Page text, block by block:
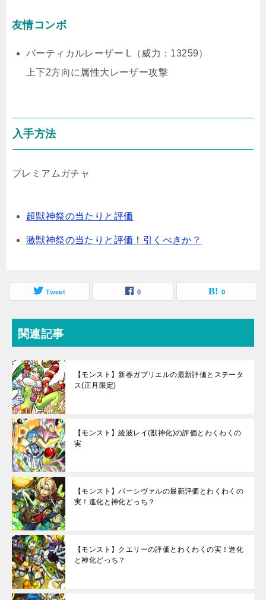
友情コンボ
バーティカルレーザー L（威力：13259）
上下2方向に属性大レーザー攻撃
入手方法
プレミアムガチャ
超獣神祭の当たりと評価
激獣神祭の当たりと評価！引くべきか？
Tweet 0 0
関連記事
【モンスト】新春ガブリエルの最新評価とステータ
ス(正月限定)
【モンスト】綾波レイ(獣神化)の評価とわくわくの
実
【モンスト】パーシヴァルの最新評価とわくわくの
実！進化と神化どっち？
【モンスト】クエリーの評価とわくわくの実！進化
と神化どっち？